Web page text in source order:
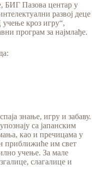
БИГ Пазова центар у
развој деце
кроз игру“,
програм за најмлађе.
знање, игру и забаву.
са јапанским
као и пречицама у
им свет
учење. За мале
слагалице и